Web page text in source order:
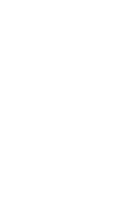
. . pondělí 3.